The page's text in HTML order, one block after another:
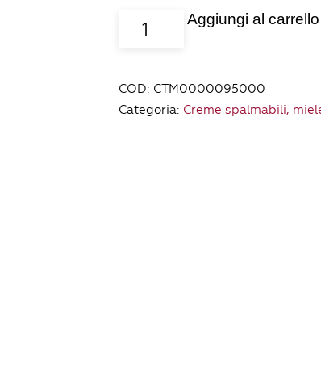
composta
solo
zuccheri
Aggiungi al carrello
COD: CTM0000095000
Categoria: Creme spalmabili,